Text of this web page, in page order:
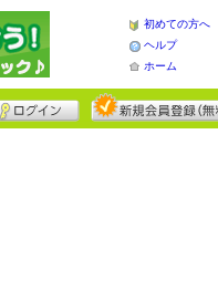
初めての方へ
ヘルプ
ホーム